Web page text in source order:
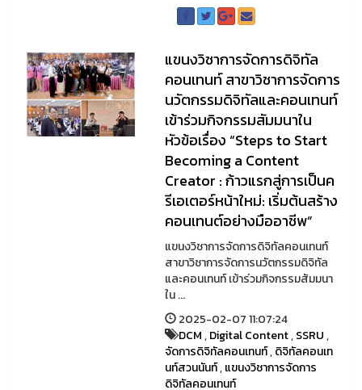
แขนงวิชาการจัดการดิจิทัล
คอนเทนท์ สาขาวิชาการจัดการ
นวัตกรรมดิจิทัลและคอนเทนท์
เข้าร่วมกิจกรรมสัมมนาใน
หัวข้อเรื่อง “Steps to Start
Becoming a Content
Creator : ก้าวแรกสู่การเป็นค
รีเอเตอร์หน้าใหม่: เริ่มต้นสร้าง
คอนเทนต์อย่างมืออาชีพ”
แขนงวิชาการจัดการดิจิทัลคอนเทนท์
สาขาวิชาการจัดการนวัตกรรมดิจิทัล
และคอนเทนท์ เข้าร่วมกิจกรรมสัมมนา
ใน ...
2025-02-07 11:07:24
DCM,Digital Content,SSRU,
จัดการดิจิทัลคอนเทนท์,ดิจิทัลคอนเท
นท์สวนนันท์,แขนงวิชาการจัดการ
ดิจิทัลคอนเทนท์